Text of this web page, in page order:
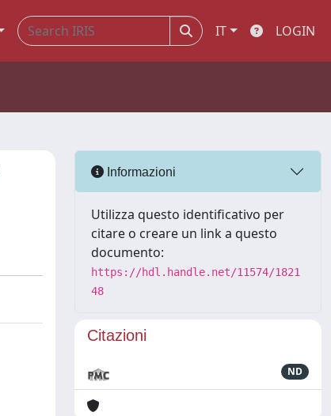
IT LOGIN
Informazioni
Utilizza questo identificativo per
citare o creare un link a questo
documento:
https://hdl.handle.net/11574/1821
48
Citazioni
ND